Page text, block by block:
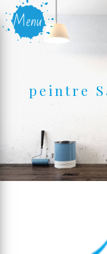
Menu
peintre
Panneau de gestion des